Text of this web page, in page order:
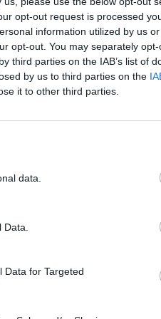
opt-out request is processed
information utilized by us
opt-out. You may separately
third parties on the IAB’s list of
by us to third parties on the
it to other third parties.
data.
Data for Targeted
Visi įrašai
šalyje sumuštas visų
čia temperatūra
A. Lyberytė: ko